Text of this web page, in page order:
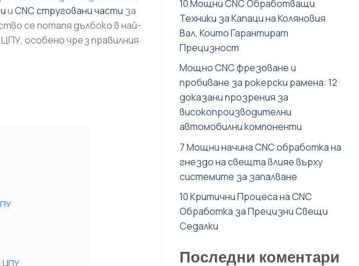
иCNC струговани части за
се потапя дълбоко в най-
особено чрез правилния
ЦПУ
10 Мощни CNC Обработващи
Техники за Капаци на Коляновия
Вал, Които Гарантират
Прецизност
Мощно CNC фрезоване и
пробиване за рокерски рамена: 12
доказани прозрения за
високопроизводителни
автомобилни компоненти
7 Мощни начина CNC обработка на
гнездо на свещта влияе върху
системите за запалване
10 Критични Процеса на CNC
Обработка за Прецизни Свещи
Седалки
Последни коментари